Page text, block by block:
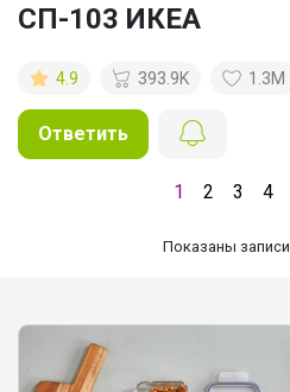
СП-103 ИКЕА
4.9 393.9K 1.3M
Ответить
1 2 3 4
Показаны записи